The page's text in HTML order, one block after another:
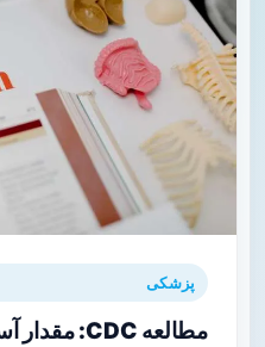
پزشکی